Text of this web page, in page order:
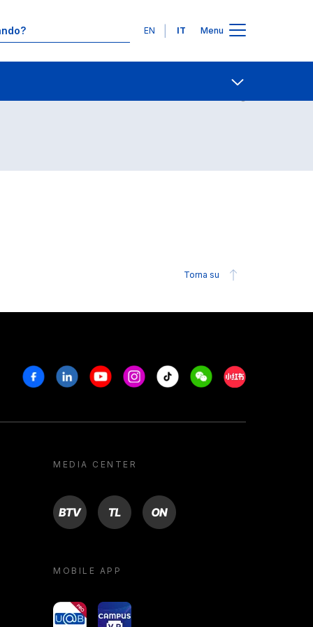
Lingue
EN IT Menu
Contatti
Torna su
FacebookLinkedinYoutubeInstagram
Tiktok WeechatXiaohongshu/
MEDIA CENTER
BTV TL ON
MOBILE APP
yoU@B Campus VR